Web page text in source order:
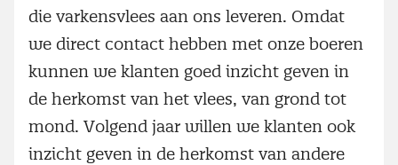
die varkensvlees aan ons leveren. Omdat
we direct contact hebben met onze boeren
kunnen we klanten goed inzicht geven in
de herkomst van het vlees, van grond tot
mond. Volgend jaar willen we klanten ook
inzicht geven in de herkomst van andere